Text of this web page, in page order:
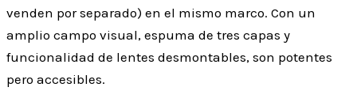
venden por separado) en el mismo marco. Con un
amplio campo visual, espuma de tres capas y
funcionalidad de lentes desmontables, son potentes
pero accesibles.